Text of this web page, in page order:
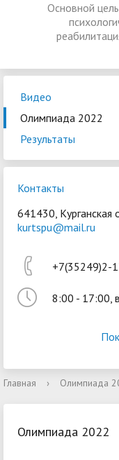
Основной
Войти
Видео
Олимпиада 2022
Результаты
Контакты
641430, Курганская
kurtspu@mail.ru
+7(35249)2-
8:00 - 17:00,
Главная › Олимпиада
Олимпиада 2022